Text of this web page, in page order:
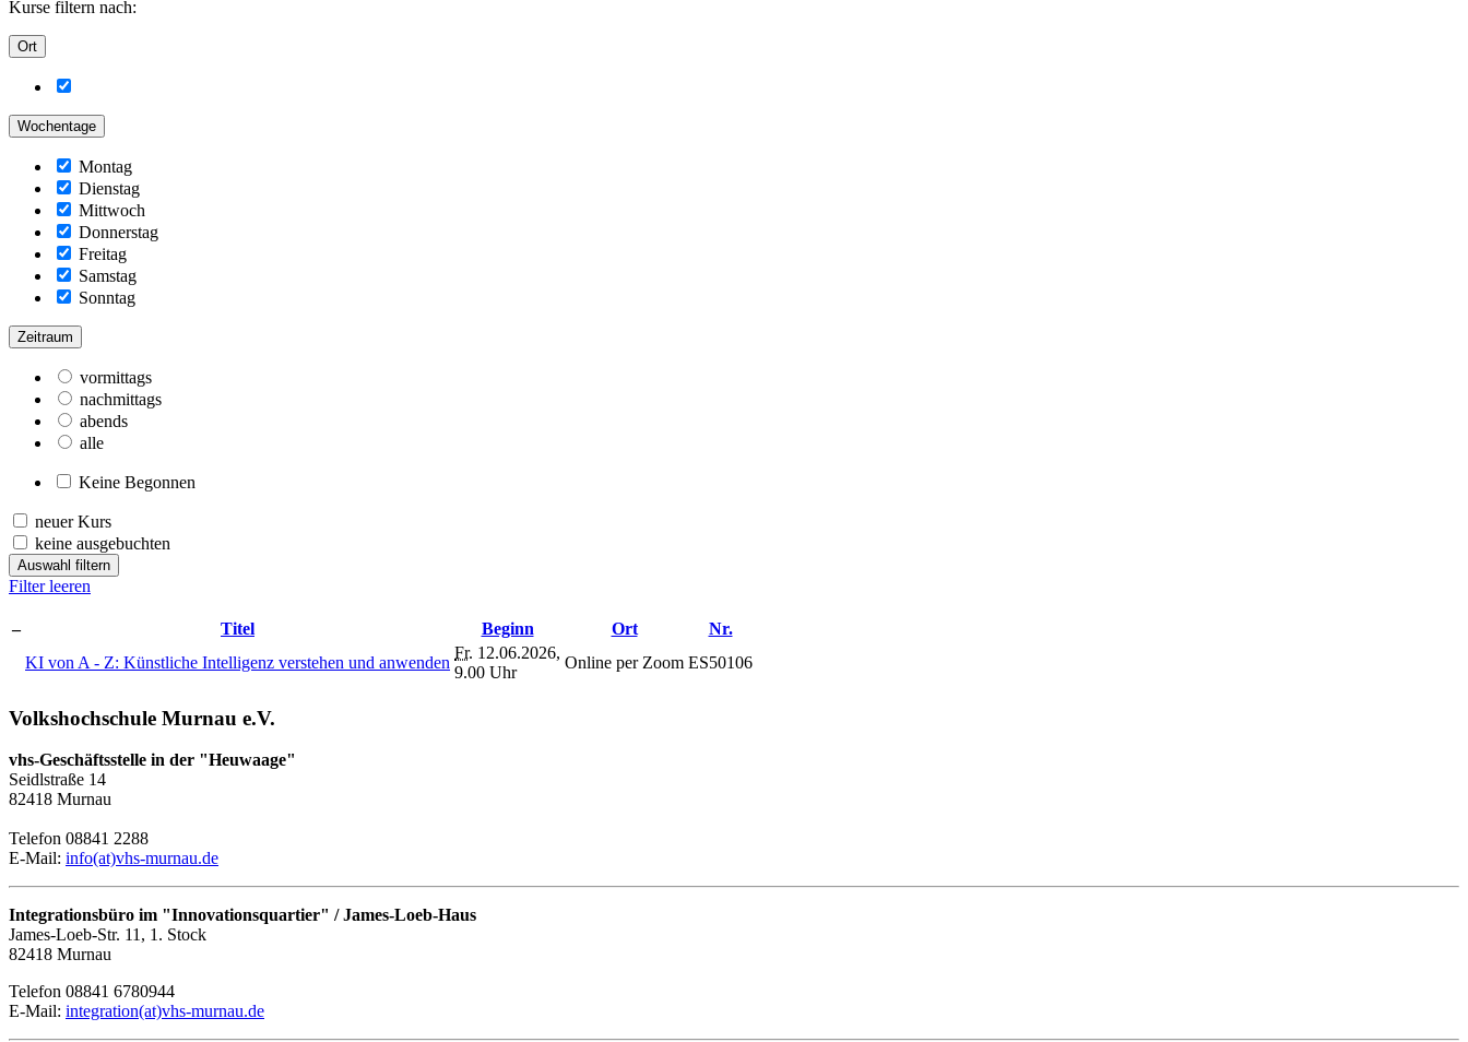
Kurse filtern nach:
Ort
Wochentage
Montag
Dienstag
Mittwoch
Donnerstag
Freitag
Samstag
Sonntag
Zeitraum
vormittags
nachmittags
abends
alle
Keine Begonnen
neuer Kurs
keine ausgebuchten
Auswahl filtern
Filter leeren
– Titel Beginn Ort
Nr.
KI von A - Z: Künstliche Intelligenz verstehen und anwenden
Fr. 12.06.2026,
9.00 Uhr
Online per Zoom ES50106
Volkshochschule Murnau e.V.
vhs-Geschäftsstelle in der "Heuwaage"
Seidlstraße 14
82418 Murnau
Telefon 08841 2288
E-Mail: info(at)vhs-murnau.de
Integrationsbüro im "Innovationsquartier" / James-Loeb-Haus
James-Loeb-Str. 11, 1. Stock
82418 Murnau
Telefon 08841 6780944
E-Mail: integration(at)vhs-murnau.de